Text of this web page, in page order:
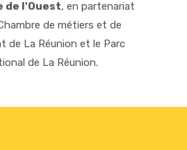
de l'Ouest, en partenariat
de métiers et de
de La Réunion et le Parc
de La Réunion.